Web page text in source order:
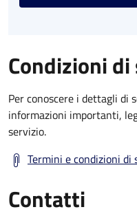
Condizioni
Per conoscere i dettagli di
informazioni importanti,
servizio.
Termini e condizioni di
Contatti